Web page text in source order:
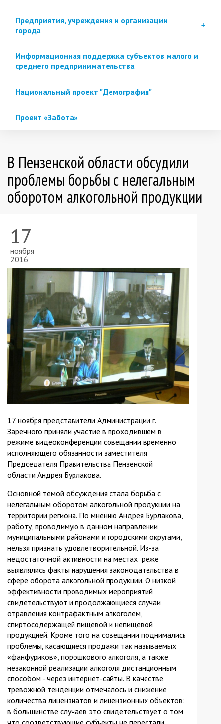
Предприятия, учреждения и организации
города
Информационная поддержка субъектов малого и
среднего предпринимательства
Национальный проект "Демография"
Проект «Забота»
В Пензенской области обсудили
проблемы борьбы с нелегальным
оборотом алкогольной продукции
17
ноября
2016
17 ноября представители Администрации г.
Заречного приняли участие в проходившем в
режиме видеоконференции совещании временно
исполняющего обязанности заместителя
Председателя Правительства Пензенской
области Андрея Бурлакова.
Основной темой обсуждения стала борьба с
нелегальным оборотом алкогольной продукции на
территории региона. По мнению Андрея Бурлакова,
работу, проводимую в данном направлении
муниципальными районами и городскими округами,
нельзя признать удовлетворительной. Из-за
недостаточной активности на местах реже
выявлялись факты нарушения законодательства в
сфере оборота алкогольной продукции. О низкой
эффективности проводимых мероприятий
свидетельствуют и продолжающиеся случаи
отравления контрафактным алкоголем,
спиртосодержащей пищевой и непищевой
продукцией. Кроме того на совещании поднимались
проблемы, касающиеся продажи так называемых
«фанфуриков», порошкового алкоголя, а также
незаконной реализации алкоголя дистанционным
способом - через интернет-сайты. В качестве
тревожной тенденции отмечалось и снижение
количества лицензиатов и лицензионных объектов:
в большинстве случаев это свидетельствует о том,